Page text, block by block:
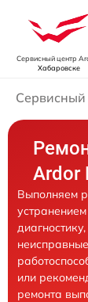
Сервисный центр
Хабаровске
Сервисный
Ardor
Выполняем
или
ремонта